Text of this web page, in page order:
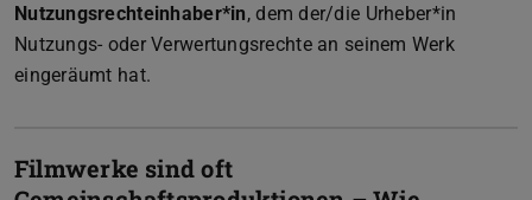
Nutzungsrechteinhaber*in, dem der/die Urheber*in
Nutzungs- oder Verwertungsrechte an seinem Werk
eingeräumt hat.
Filmwerke sind oft